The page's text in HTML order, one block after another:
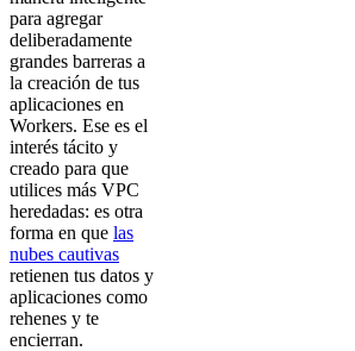
para agregar
deliberadamente
grandes barreras a
la creación de tus
aplicaciones en
Workers. Ese es el
interés tácito y
creado para que
utilices más VPC
heredadas: es otra
forma en que las
nubes cautivas
retienen tus datos y
aplicaciones como
rehenes y te
encierran.